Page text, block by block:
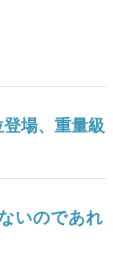
場、重量級
いのであれ